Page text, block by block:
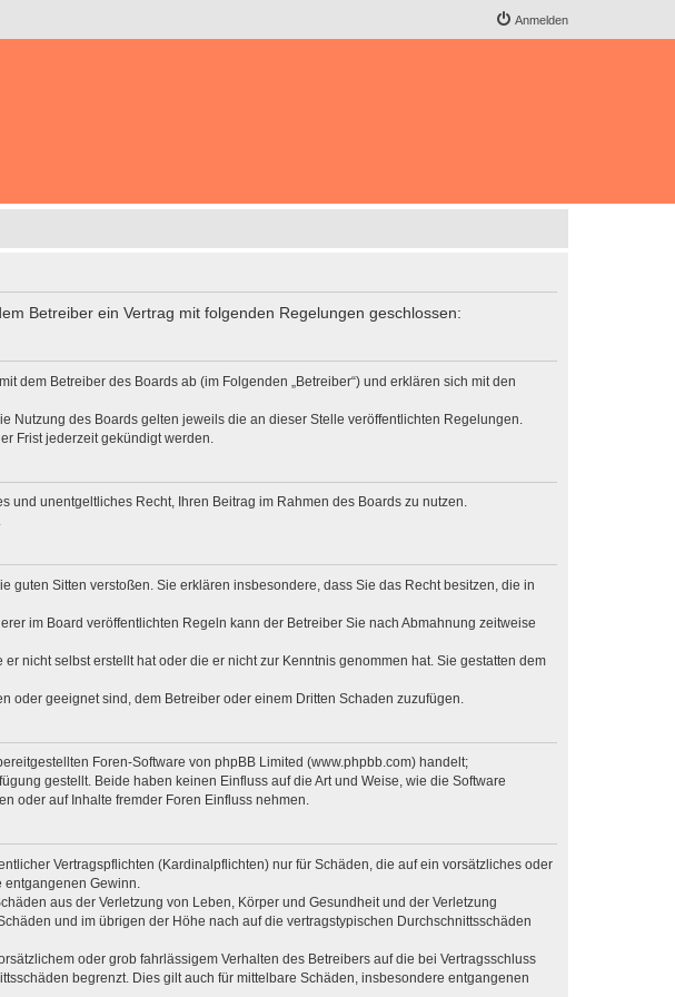
Anmelden
Betreiber ein Vertrag mit folgenden Regelungen geschlossen:
dem Betreiber des Boards ab (im Folgenden „Betreiber“) und erklären sich mit den
Nutzung des Boards gelten jeweils die an dieser Stelle veröffentlichten Regelungen.
Frist jederzeit gekündigt werden.
und unentgeltliches Recht, Ihren Beitrag im Rahmen des Boards zu nutzen.
Sitten verstoßen. Sie erklären insbesondere, dass Sie das Recht besitzen, die in
im Board veröffentlichten Regeln kann der Betreiber Sie nach Abmahnung zeitweise
nicht selbst erstellt hat oder die er nicht zur Kenntnis genommen hat. Sie gestatten dem
geeignet sind, dem Betreiber oder einem Dritten Schaden zuzufügen.
Foren-Software von phpBB Limited (www.phpbb.com) handelt;
gestellt. Beide haben keinen Einfluss auf die Art und Weise, wie die Software
oder auf Inhalte fremder Foren Einfluss nehmen.
Vertragspflichten (Kardinalpflichten) nur für Schäden, die auf ein vorsätzliches oder
Gewinn.
aus der Verletzung von Leben, Körper und Gesundheit und der Verletzung
und im übrigen der Höhe nach auf die vertragstypischen Durchschnittsschäden
oder grob fahrlässigem Verhalten des Betreibers auf die bei Vertragsschluss
begrenzt. Dies gilt auch für mittelbare Schäden, insbesondere entgangenen